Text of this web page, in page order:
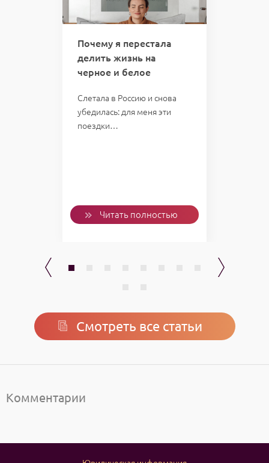
Почему я перестала
делить жизнь на
черное и белое
Слетала в Россию и снова
убедилась: для меня эти
поездки…
Читать полностью
Смотреть все статьи
Комментарии